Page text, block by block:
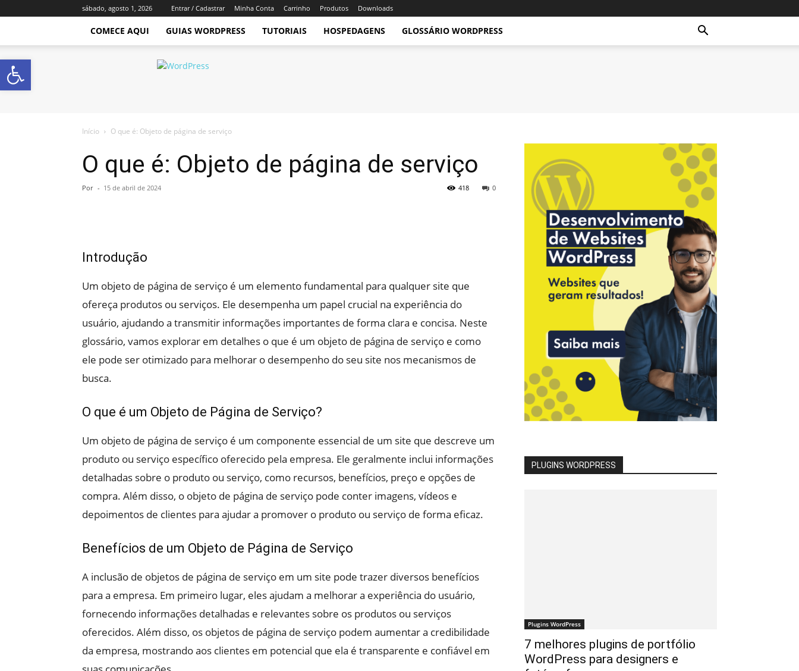
sábado, agosto 1, 2026 Entrar / Cadastrar Minha Conta Carrinho Produtos Downloads
COMECE AQUI GUIAS WORDPRESS TUTORIAIS HOSPEDAGENS GLOSSÁRIO WORDPRESS
Início O que é: Objeto de página de serviço
O que é: Objeto de página de serviço
Por - 15 de abril de 2024 0
418
Introdução
Um objeto de página de serviço é um elemento fundamental para qualquer site que
ofereça produtos ou serviços. Ele desempenha um papel crucial na experiência do
usuário, ajudando a transmitir informações importantes de forma clara e concisa. Neste
glossário, vamos explorar em detalhes o que é um objeto de página de serviço e como
ele pode ser otimizado para melhorar o desempenho do seu site nos mecanismos de
busca.
O que é um Objeto de Página de Serviço?
Um objeto de página de serviço é um componente essencial de um site que descreve um
produto ou serviço específico oferecido pela empresa. Ele geralmente inclui informações
detalhadas sobre o produto ou serviço, como recursos, benefícios, preço e opções de
compra. Além disso, o objeto de página de serviço pode conter imagens, vídeos e
depoimentos de clientes para ajudar a promover o produto ou serviço de forma eficaz.
Benefícios de um Objeto de Página de Serviço
A inclusão de objetos de página de serviço em um site pode trazer diversos benefícios
para a empresa. Em primeiro lugar, eles ajudam a melhorar a experiência do usuário,
fornecendo informações detalhadas e relevantes sobre os produtos ou serviços
oferecidos. Além disso, os objetos de página de serviço podem aumentar a credibilidade
da empresa, mostrando aos clientes em potencial que ela é transparente e confiável em
PLUGINS WORDPRESS
Plugins WordPress
7 melhores plugins de portfólio
WordPress para designers e
Abrir a barra de ferramentas